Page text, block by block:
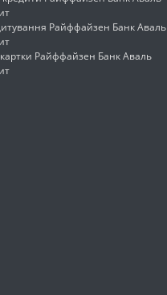
Райффайзен Банк Аваль
картки Райффайзен Банк Аваль